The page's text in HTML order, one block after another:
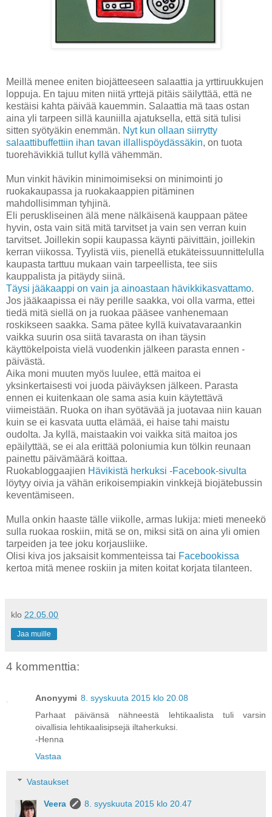
Meillä menee eniten biojätteeseen salaattia ja yrttiruukkujen
loppuja. En tajuu miten niitä yrttejä pitäis säilyttää, että ne
kestäisi kahta päivää kauemmin. Salaattia mä taas ostan
aina yli tarpeen sillä kauniilla ajatuksella, että sitä tulisi
sitten syötyäkin enemmän. Nyt kun ollaan siirrytty
salaattibuffettiin ihan tavan illallispöydässäkin, on tuota
tuorehävikkiä tullut kyllä vähemmän.
Mun vinkit hävikin minimoimiseksi on minimointi jo
ruokakaupassa ja ruokakaappien pitäminen
mahdollisimman tyhjinä.
Eli peruskliseinen älä mene nälkäisenä kauppaan pätee
hyvin, osta vain sitä mitä tarvitset ja vain sen verran kuin
tarvitset. Joillekin sopii kaupassa käynti päivittäin, joillekin
kerran viikossa. Tyylistä viis, pienellä etukäteissuunnittelulla
kaupasta tarttuu mukaan vain tarpeellista, tee siis
kauppalista ja pitäydy siinä.
Täysi jääkaappi on vain ja ainoastaan hävikkikasvattamo.
Jos jääkaapissa ei näy perille saakka, voi olla varma, ettei
tiedä mitä siellä on ja ruokaa pääsee vanhenemaan
roskikseen saakka. Sama pätee kyllä kuivatavaraankin
vaikka suurin osa siitä tavarasta on ihan täysin
käyttökelpoista vielä vuodenkin jälkeen parasta ennen -
päivästä.
Aika moni muuten myös luulee, että maitoa ei
yksinkertaisesti voi juoda päiväyksen jälkeen. Parasta
ennen ei kuitenkaan ole sama asia kuin käytettävä
viimeistään. Ruoka on ihan syötävää ja juotavaa niin kauan
kuin se ei kasvata uutta elämää, ei haise tahi maistu
oudolta. Ja kyllä, maistaakin voi vaikka sitä maitoa jos
epäilyttää, se ei ala erittää poloniumia kun tölkin reunaan
painettu päivämäärä koittaa.
Ruokabloggaajien Hävikistä herkuksi -Facebook-sivulta
löytyy oivia ja vähän erikoisempiakin vinkkejä biojätebussin
keventämiseen.
Mulla onkin haaste tälle viikolle, armas lukija: mieti meneekö
sulla ruokaa roskiin, mitä se on, miksi sitä on aina yli omien
tarpeiden ja tee joku korjausliike.
Olisi kiva jos jaksaisit kommenteissa tai Facebookissa
kertoa mitä menee roskiin ja miten koitat korjata tilanteen.
klo 22.05.00
Jaa muille
4 kommenttia:
Anonyymi 8. syyskuuta 2015 klo 20.08
Parhaat päivänsä nähneestä lehtikaalista tuli varsin
oivallisia lehtikaalisipsejä iltaherkuksi.
-Henna
Vastaa
Vastaukset
Veera
8. syyskuuta 2015 klo 20.47